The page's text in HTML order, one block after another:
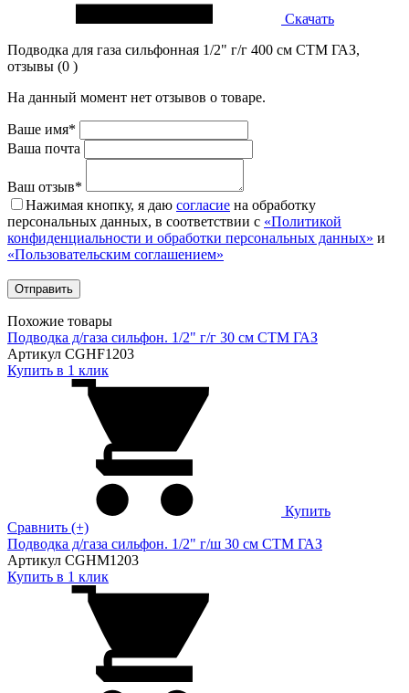
Скачать
Подводка для газа сильфонная 1/2" г/г 400 см CTM ГАЗ,
отзывы (0 )
На данный момент нет отзывов о товаре.
Ваше имя*
Ваша почта
Ваш отзыв*
Нажимая кнопку, я даю согласие на обработку
персональных данных, в соответствии с «Политикой
конфиденциальности и обработки персональных данных» и
«Пользовательским соглашением»
Похожие товары
Подводка д/газа сильфон. 1/2" г/г 30 см CTM ГАЗ
Артикул CGHF1203
Купить в 1 клик
Купить
Сравнить (+)
Подводка д/газа сильфон. 1/2" г/ш 30 см CTM ГАЗ
Артикул CGHM1203
Купить в 1 клик